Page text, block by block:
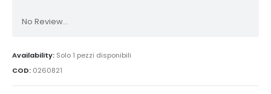
No Review...
Availability: Solo 1 pezzi disponibili
COD: 0260821